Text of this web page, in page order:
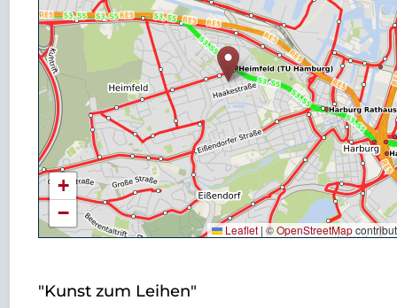
+
−
Leaflet | ©OpenStreetMap
"Kunst zum Leihen"